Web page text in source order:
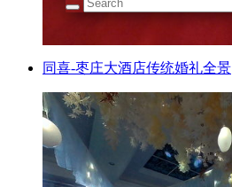
同喜-枣庄大酒店传统婚礼全景